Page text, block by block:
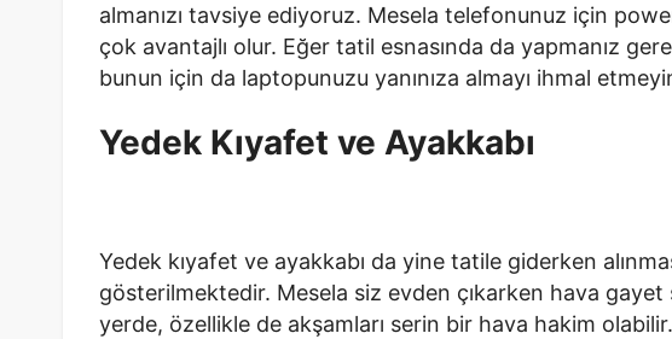
almanızı tavsiye ediyoruz. Mesela telefonunuz için
çok avantajlı olur. Eğer tatil esnasında da yapmanız
bunun için da laptopunuzu yanınıza almayı ihmal
Yedek Kıyafet ve Ayakkabı
Yedek kıyafet ve ayakkabı da yine tatile giderken
gösterilmektedir. Mesela siz evden çıkarken hava
yerde, özellikle de akşamları serin bir hava hakim